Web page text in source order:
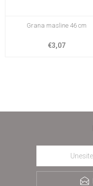
Grana masline 46 cm
€3,07